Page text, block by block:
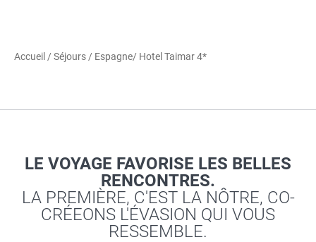
Accueil /Séjours / Espagne/ Hotel Taimar 4*
LE VOYAGE FAVORISE LES BELLES
RENCONTRES.
LA PREMIÈRE, C'EST LA NÔTRE, CO-
CRÉEONS L'ÉVASION QUI VOUS
RESSEMBLE.